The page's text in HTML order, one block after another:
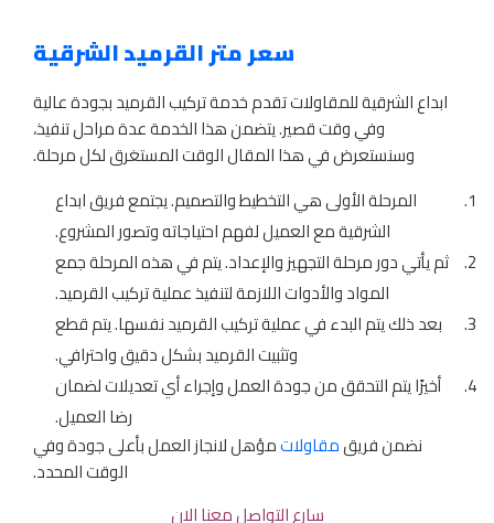
سعر متر القرميد الشرقية
ابداع الشرقية للمقاولات تقدم خدمة تركيب القرميد بجودة عالية
وفي وقت قصير. يتضمن هذا الخدمة عدة مراحل تنفيذ،
وسنستعرض في هذا المقال الوقت المستغرق لكل مرحلة.
المرحلة الأولى هي التخطيط والتصميم. يجتمع فريق ابداع
الشرقية مع العميل لفهم احتياجاته وتصور المشروع.
ثم يأتي دور مرحلة التجهيز والإعداد. يتم في هذه المرحلة جمع
المواد والأدوات اللازمة لتنفيذ عملية تركيب القرميد.
بعد ذلك يتم البدء في عملية تركيب القرميد نفسها. يتم قطع
وتثبيت القرميد بشكل دقيق واحترافي.
أخيرًا يتم التحقق من جودة العمل وإجراء أي تعديلات لضمان
رضا العميل.
نضمن فريقمقاولاتمؤهل لانجاز العمل بأعلى جودة وفي
الوقت المحدد.
سارع التواصل معنا الان